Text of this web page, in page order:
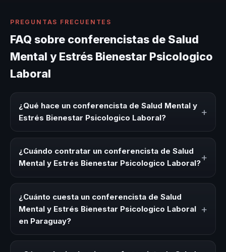
PREGUNTAS FRECUENTES
FAQ sobre conferencistas de Salud
Mental y Estrés Bienestar Psicologico
Laboral
¿Qué hace un conferencista de Salud Mental y
Estrés Bienestar Psicologico Laboral?
+
Psicologico Laboral es un experto que comparte
conocimiento, estrategias y experiencias sobre este tema
en eventos corporativos, convenciones y seminarios. Su
objetivo es generar reflexión, inspiración y herramientas
¿Cuándo contratar un conferencista de Salud
Mental y Estrés Bienestar Psicologico Laboral?+
Estrés Bienestar Psicologico Laboral para kick-offs,
convenciones anuales, programas de desarrollo, eventos
de integración o cuando tu organización necesita
impulsar un cambio cultural relacionado con esta
temática.
¿Cuánto cuesta un conferencista de Salud
Mental y Estrés Bienestar Psicologico Laboral
en Paraguay?
+
modalidad (presencial o virtual) y la duración del evento.